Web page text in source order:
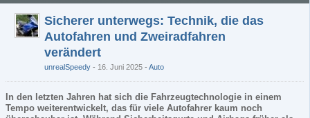
Sicherer unterwegs: Technik, die das
Autofahren und Zweiradfahren
verändert
unrealSpeedy 16. Juni 2025 - Auto
In den letzten Jahren hat sich die Fahrzeugtechnologie in einem
Tempo weiterentwickelt, das für viele Autofahrer kaum noch